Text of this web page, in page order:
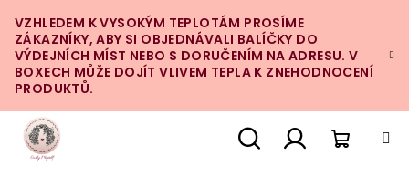
na
obsah
VZHLEDEM K VYSOKÝM TEPLOTÁM PROSÍME
ZÁKAZNÍKY, ABY SI OBJEDNÁVALI BALÍČKY DO
VÝDEJNÍCH MÍST NEBO S DORUČENÍM NA ADRESU. V
BOXECH MŮŽE DOJÍT VLIVEM TEPLA K ZNEHODNOCENÍ
PRODUKTŮ.